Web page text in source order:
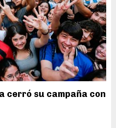
cerró su campaña con